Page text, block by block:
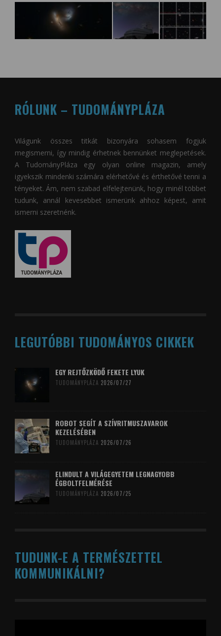
RÓLUNK – TUDOMÁNYPLÁZA
Világunk összes titkát bizonyára sohasem fogjuk
megismerni, így mindig érhetnek bennünket meglepetések.
A TudományPláza egy olyan online magazin, amely
igyekszik mindenki számára elérhetővé és érthetővé tenni a
tényeket. Ám, nem szabad elfelejtenünk, hogy minél többet
tudunk, annál kevesebbet ismerünk ahhoz képest, amit
ismerni szeretnénk.
LEGUTÓBBI TUDOMÁNYOS CIKKEK
EGY REJTŐZKÖDŐ FEKETE LYUK
TUDOMÁNYPLÁZA 2026/07/27
ROBOT SEGÍT A SZÍVRITMUSZAVAROK
KEZELÉSÉBEN
TUDOMÁNYPLÁZA 2026/07/26
ELINDULT A VILÁGEGYETEM LEGNAGYOBB
ÉGBOLTFELMÉRÉSE
TUDOMÁNYPLÁZA 2026/07/25
TUDUNK-E A TERMÉSZETTEL
KOMMUNIKÁLNI?